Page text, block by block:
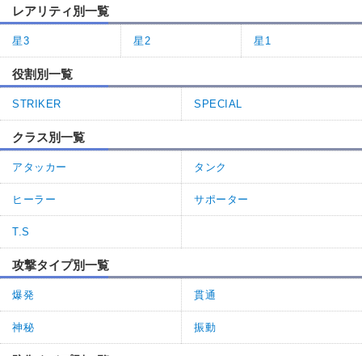
レアリティ別一覧
星3 星2 星1
役割別一覧
STRIKER SPECIAL
クラス別一覧
アタッカー タンク
ヒーラー サポーター
T.S
攻撃タイプ別一覧
爆発 貫通
神秘 振動